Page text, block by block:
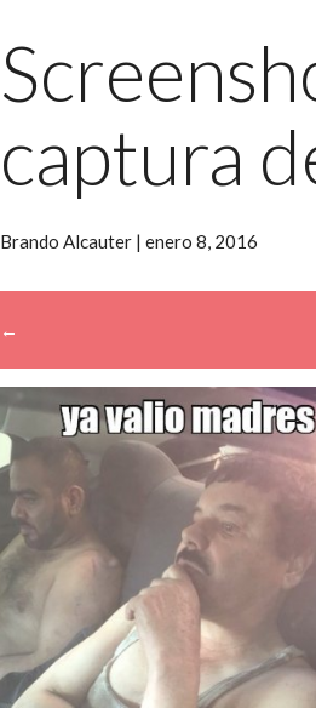
captura
Brando Alcauter | enero 8, 2016
←
→